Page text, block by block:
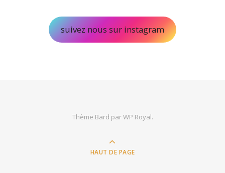
suivez nous sur instagram
Thème Bard parWP Royal.
HAUT DE PAGE